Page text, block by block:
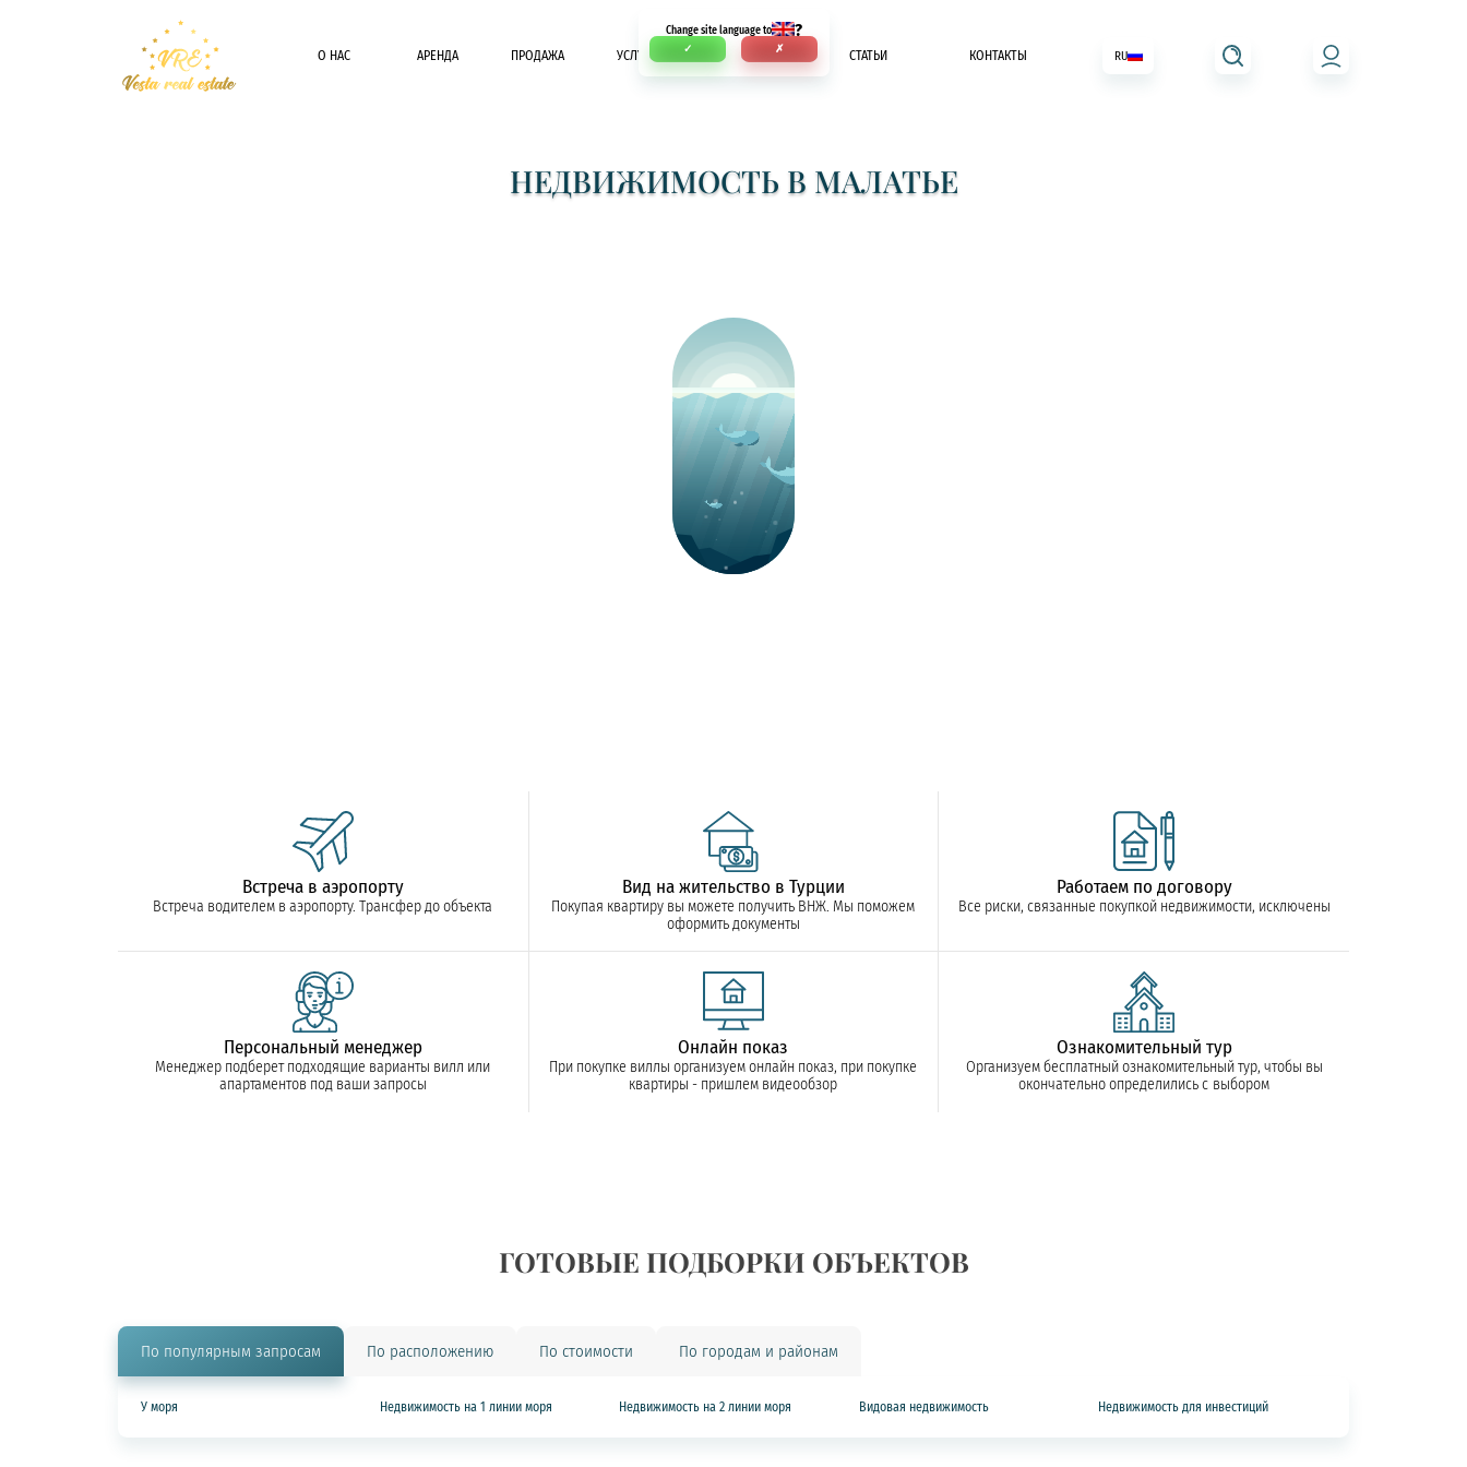
Change site language to ?
✓ ✗
О НАС АРЕНДА ПРОДАЖА УСЛУГИ ОПЛАТА СТАТЬИ КОНТАКТЫ RU
НЕДВИЖИМОСТЬ В МАЛАТЬЕ
Встреча в аэропорту
Встреча водителем в аэропорту. Трансфер до объекта
Вид на жительство в Турции
Покупая квартиру вы можете получить ВНЖ. Мы поможем
оформить документы
Работаем по договору
Все риски, связанные покупкой недвижимости, исключены
Персональный менеджер
Менеджер подберет подходящие варианты вилл или
апартаментов под ваши запросы
Онлайн показ
При покупке виллы организуем онлайн показ, при покупке
квартиры - пришлем видеообзор
Ознакомительный тур
Организуем бесплатный ознакомительный тур, чтобы вы
окончательно определились с выбором
ГОТОВЫЕ ПОДБОРКИ ОБЪЕКТОВ
По популярным запросам По расположению По стоимости По городам и районам
У моря Недвижимость на 1 линии моря Недвижимость на 2 линии моря Видовая недвижимость Недвижимость для инвестиций